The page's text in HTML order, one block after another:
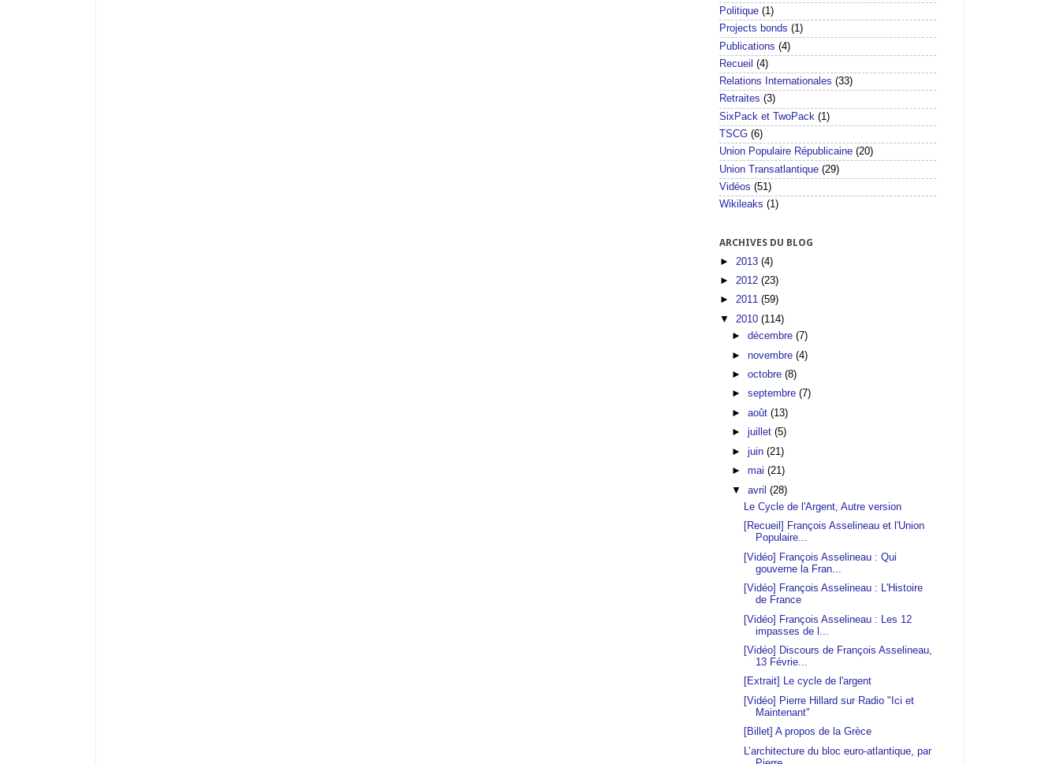
Politique (1)
Projects bonds (1)
Publications (4)
Recueil (4)
Relations Internationales (33)
Retraites (3)
SixPack et TwoPack (1)
TSCG (6)
Union Populaire Républicaine (20)
Union Transatlantique (29)
Vidéos (51)
Wikileaks (1)
ARCHIVES DU BLOG
► 2013 (4)
► 2012 (23)
► 2011 (59)
▼ 2010 (114)
►décembre(7)
►novembre(4)
►octobre(8)
►septembre(7)
►août(13)
►juillet(5)
►juin(21)
►mai(21)
▼avril(28)
Le Cycle de l'Argent, Autre version
[Recueil] François Asselineau et l'Union
Populaire...
[Vidéo] François Asselineau : Qui
gouverne la Fran...
[Vidéo] François Asselineau : L'Histoire
de France
[Vidéo] François Asselineau : Les 12
impasses de l...
[Vidéo] Discours de François Asselineau,
13 Févrie...
[Extrait] Le cycle de l'argent
[Vidéo] Pierre Hillard sur Radio "Ici et
Maintenant"
[Billet] A propos de la Grèce
L’architecture du bloc euro-atlantique, par